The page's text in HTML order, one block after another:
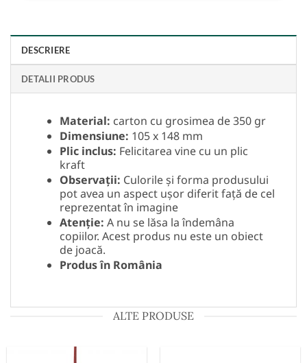
DESCRIERE
DETALII PRODUS
Material: carton cu grosimea de 350 gr
Dimensiune: 105 x 148 mm
Plic inclus: Felicitarea vine cu un plic
kraft
Observații: Culorile și forma produsului
pot avea un aspect ușor diferit față de cel
reprezentat în imagine
Atenție: A nu se lăsa la îndemâna
copiilor. Acest produs nu este un obiect
de joacă.
Produs în România
ALTE PRODUSE